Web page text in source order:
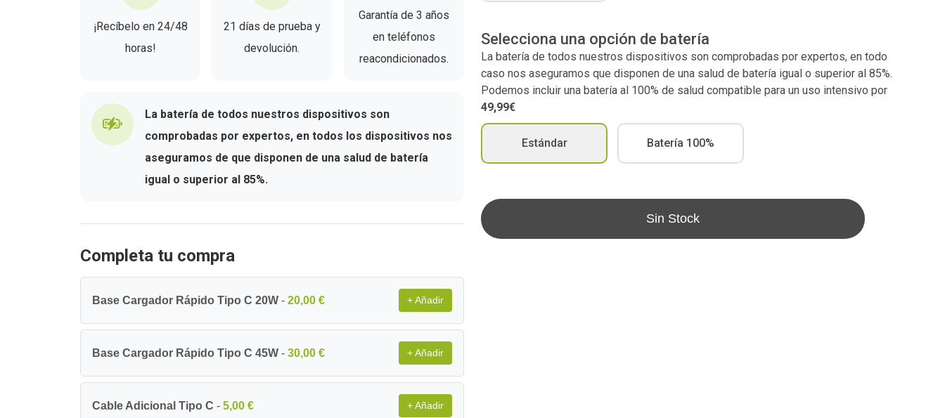
¡Recíbelo en 24/48
horas!
21 días de prueba y
devolución.
Garantía de 3 años
en teléfonos
reacondicionados.
La batería de todos nuestros dispositivos son
comprobadas por expertos, en todos los dispositivos nos
aseguramos de que disponen de una salud de batería
igual o superior al 85%.
Completa tu compra
Base Cargador Rápido Tipo C 20W - 20,00 € + Añadir
Base Cargador Rápido Tipo C 45W - 30,00 € + Añadir
Cable Adicional Tipo C - 5,00 € + Añadir
Selecciona una opción de batería
La batería de todos nuestros dispositivos son comprobadas por expertos, en todo
caso nos aseguramos que disponen de una salud de batería igual o superior al 85%.
Podemos incluir una batería al 100% de salud compatible para un uso intensivo por
49,99€
Estándar Batería 100%
Sin Stock